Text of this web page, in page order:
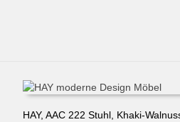
HAY, AAC 222 Stuhl, Khaki-